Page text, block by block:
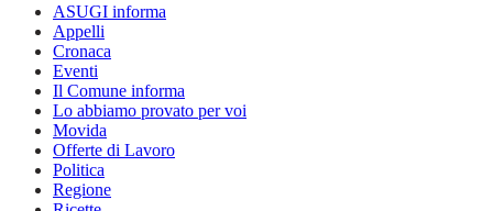
ASUGI informa
Appelli
Cronaca
Eventi
Il Comune informa
Lo abbiamo provato per voi
Movida
Offerte di Lavoro
Politica
Regione